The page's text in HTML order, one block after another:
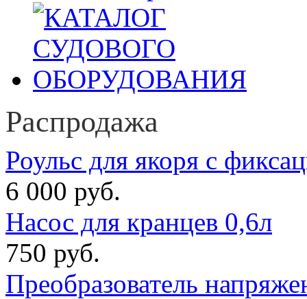
Распродажа
Роульс для якоря с
6 000 руб.
Насос для кранцев 0,6л
750 руб.
Преобразователь